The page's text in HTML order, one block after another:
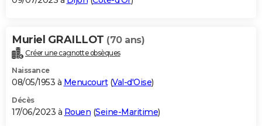
Muriel GRAILLOT (70 ans)
Créer une cagnotte obsèques
Naissance
08/05/1953 à Menucourt(Val-d'Oise)
Décès
17/06/2023 à Rouen (Seine-Maritime)